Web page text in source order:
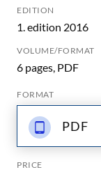
EDITION
1. edition 2016
VOLUME/FORMAT
6 pages, PDF
FORMAT
PDF
PRICE